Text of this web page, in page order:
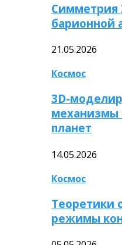
Симметрия
барионной
21.05.2026
Космос
3D-
механизмы
планет
14.05.2026
Космос
Теоретики
режимы